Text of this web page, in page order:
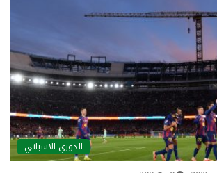
الدوري الاسباني